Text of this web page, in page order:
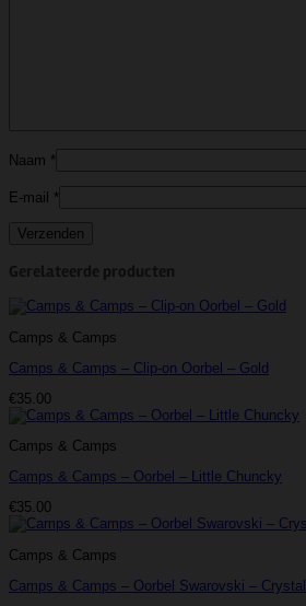
Naam *
E-mail *
Gerelateerde producten
Camps & Camps
Camps & Camps – Clip-on Oorbel – Gold
€35.00
Camps & Camps
Camps & Camps – Oorbel – Little Chuncky
€35.00
Camps & Camps
Camps & Camps – Oorbel Swarovski – Crystal